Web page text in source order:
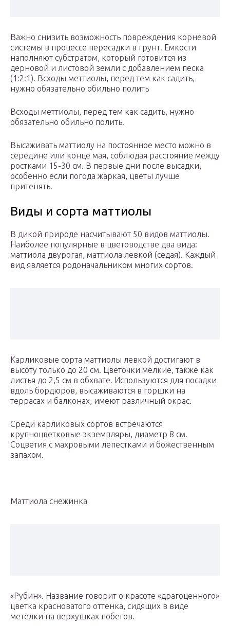
Важно снизить возможность повреждения корневой
системы в процессе пересадки в грунт. Емкости
наполняют субстратом, который готовится из
дерновой и листовой земли с добавлением песка
(1:2:1). Всходы меттиолы, перед тем как садить,
нужно обязательно обильно полить
Всходы меттиолы, перед тем как садить, нужно
обязательно обильно полить.
Высаживать маттиолу на постоянное место можно в
середине или конце мая, соблюдая расстояние между
ростками 15-30 см. В первые дни после высадки,
особенно если погода жаркая, цветы лучше
притенять.
Виды и сорта маттиолы
В дикой природе насчитывают 50 видов маттиолы.
Наиболее популярные в цветоводстве два вида:
маттиола двурогая, маттиола левкой (седая). Каждый
вид является родоначальником многих сортов.
Карликовые сорта маттиолы левкой достигают в
высоту только до 20 см. Цветочки мелкие, также как
листья до 2,5 см в обхвате. Используются для посадки
вдоль бордюров, высаживаются в горшки на
террасах и балконах, имеют различный окрас.
Среди карликовых сортов встречаются
крупноцветковые экземпляры, диаметр 8 см.
Соцветия с махровыми лепестками и божественным
запахом.
Маттиола снежинка
«Рубин». Название говорит о красоте «драгоценного»
цветка красноватого оттенка, сидящих в виде
метёлки на верхушках побегов.